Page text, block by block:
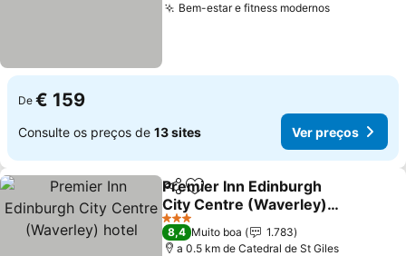
Bem-estar e fitness modernos
De € 159
Consulte os preços de 13 sites Ver preços
PartilharAdicionar aos favoritos
Premier Inn Edinburgh
City Centre (Waverley)
hotel
3 Estrelas
8,4 Muito boa
1.783
a 0.5 km de Catedral de St Giles